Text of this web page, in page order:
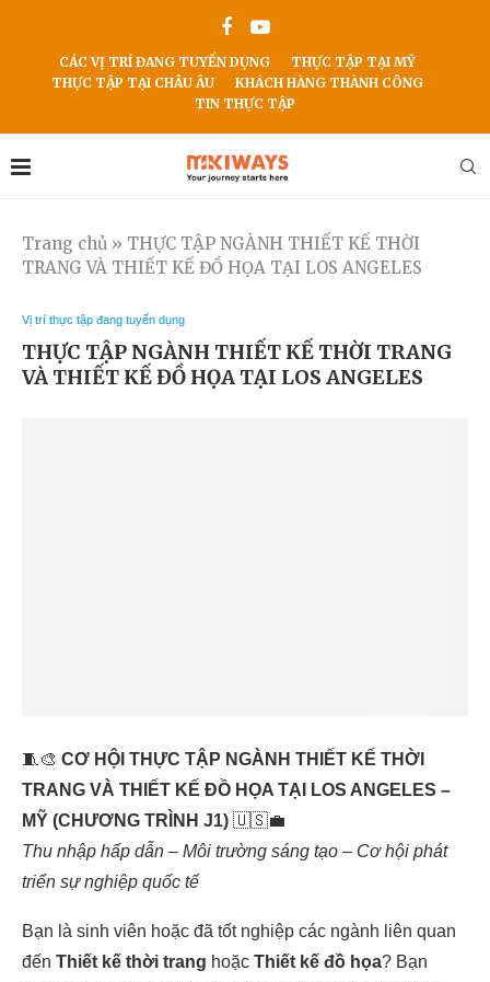
CÁC VỊ TRÍ ĐANG TUYỂN DỤNG
THỰC TẬP TẠI MỸ
THỰC TẬP TẠI CHÂU ÂU
KHÁCH HÀNG THÀNH CÔNG
TIN THỰC TẬP
Trang chủ » THỰC TẬP NGÀNH THIẾT KẾ THỜI
TRANG VÀ THIẾT KẾ ĐỒ HỌA TẠI LOS ANGELES
Vị trí thực tập đang tuyển dụng
THỰC TẬP NGÀNH THIẾT KẾ THỜI TRANG
VÀ THIẾT KẾ ĐỒ HỌA TẠI LOS ANGELES
🧵🎨 CƠ HỘI THỰC TẬP NGÀNH THIẾT KẾ THỜI
TRANG VÀ THIẾT KẾ ĐỒ HỌA TẠI LOS ANGELES –
MỸ (CHƯƠNG TRÌNH J1) 🇺🇸💼
Thu nhập hấp dẫn – Môi trường sáng tạo – Cơ hội phát
triển sự nghiệp quốc tế
Bạn là sinh viên hoặc đã tốt nghiệp các ngành liên quan
đến Thiết kế thời trang hoặc Thiết kế đồ họa? Bạn